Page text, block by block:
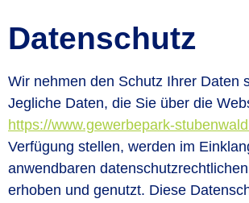
Datenschutz
Wir nehmen den Schutz Ihrer Daten
Jegliche Daten, die Sie über die
https://www.gewerbepark-
Verfügung stellen, werden im
anwendbaren
erhoben und genutzt. Diese